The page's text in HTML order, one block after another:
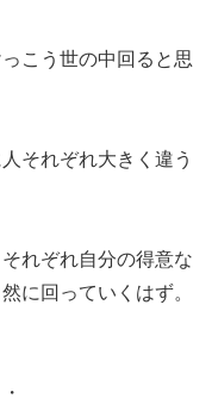
こう世の中回ると思
それぞれ大きく違う
れぞれ自分の得意な
に回っていくはず。